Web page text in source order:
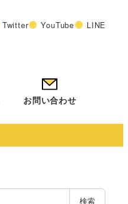
Twitter YouTube LINE
お問い合わせ
検索